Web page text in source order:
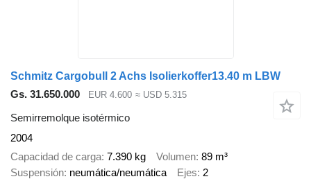
Schmitz Cargobull 2 Achs Isolierkoffer13.40 m LBW
Gs. 31.650.000
EUR 4.600 ≈ USD 5.315
Semirremolque isotérmico
2004
Capacidad de carga 7.390 kg Volumen 89 m³
Suspensión neumática/neumática Ejes 2